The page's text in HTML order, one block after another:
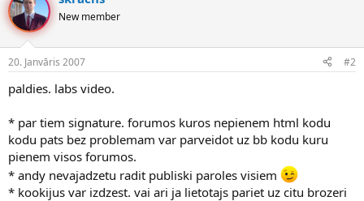
New member
20. Janvāris 2007 #2
paldies. labs video.
* par tiem signature. forumos kuros nepienem html kodu
kodu pats bez problemam var parveidot uz bb kodu kuru
pienem visos forumos.
* andy nevajadzetu radit publiski paroles visiem
* kookijus var izdzest. vai ari ja lietotajs pariet uz citu brozeri